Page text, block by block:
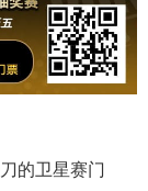
的卫星赛门